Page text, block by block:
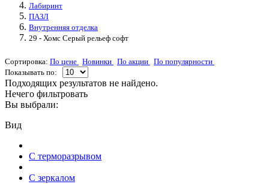
Лабиринт
ПАЗЛ
Внутренняя отделка
29 - Хомс Серый рельеф софт
Сортировка: По цене Новинки По акции По популярности
Показывать по:
Подходящих результатов не найдено.
Нечего фильтровать
Вы выбрали:
Вид
С терморазрывом
С зеркалом